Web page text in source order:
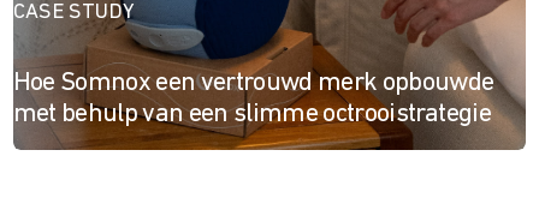
CASE STUDY
Hoe Somnox een vertrouwd merk opbouwde
met behulp van een slimme octrooistrategie